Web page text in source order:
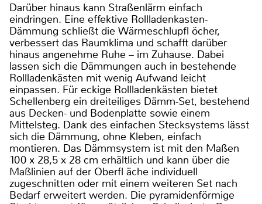
Darüber hinaus kann Straßenlärm einfach
eindringen. Eine effektive Rollladenkasten-
Dämmung schließt die Wärmeschlupfl öcher,
verbessert das Raumklima und schafft darüber
hinaus angenehme Ruhe – im Zuhause. Dabei
lassen sich die Dämmungen auch in bestehende
Rollladenkästen mit wenig Aufwand leicht
einpassen. Für eckige Rollladenkästen bietet
Schellenberg ein dreiteiliges Dämm-Set, bestehend
aus Decken- und Bodenplatte sowie einem
Mittelsteg. Dank des einfachen Stecksystems lässt
sich die Dämmung, ohne Kleben, einfach
montieren. Das Dämmsystem ist mit den Maßen
100 x 28,5 x 28 cm erhältlich und kann über die
Maßlinien auf der Oberfl äche individuell
zugeschnitten oder mit einem weiteren Set nach
Bedarf erweitert werden. Die pyramidenförmige